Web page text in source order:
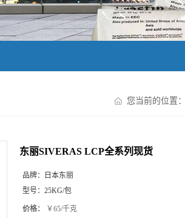
您当前的位置：
东丽SIVERAS LCP全系列现货
品牌：
日本东丽
型号： 25KG/包
价格： ￥65/千克